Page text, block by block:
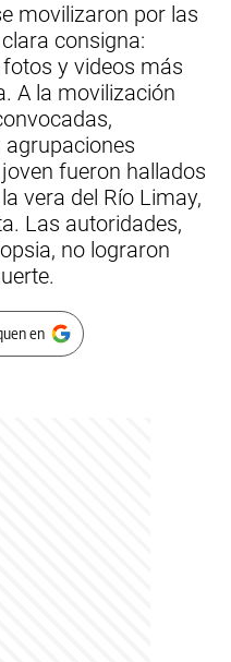
movilizaron por las
consigna:
y videos más
A la movilización
fueron hallados
vera del Río Limay,
Las autoridades,
no lograron
en